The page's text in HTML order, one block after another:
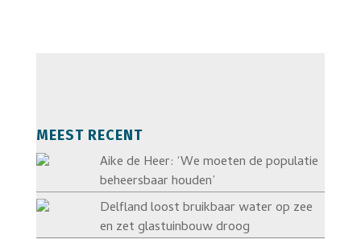
MEEST RECENT
Aike de Heer: ‘We moeten de populatie
beheersbaar houden’
Delfland loost bruikbaar water op zee
en zet glastuinbouw droog